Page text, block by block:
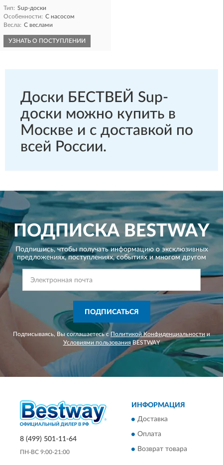
Тип: Sup-доски
Особенности: С насосом
Весла: С веслами
УЗНАТЬ О ПОСТУПЛЕНИИ
Доски БЕСТВЕЙ Sup-
доски можно купить в
Москве и с доставкой по
всей России.
ПОДПИСКАBESTWAY
Подпишись, чтобы получать информацию о эксклюзивных
предложениях,поступлениях, событиях и многом другом
ПОДПИСАТЬСЯ
Подписываясь, Вы соглашаетесь с Политикой Конфиденциальности и
Условиями пользованияBESTWAY
8 (499) 501-11-64
ПН-ВС 9:00-21:00
ИНФОРМАЦИЯ
Доставка
Оплата
Возврат товара